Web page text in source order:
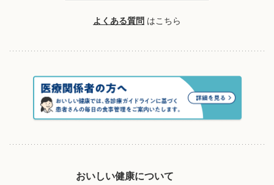
よくある質問 はこちら
おいしい健康について